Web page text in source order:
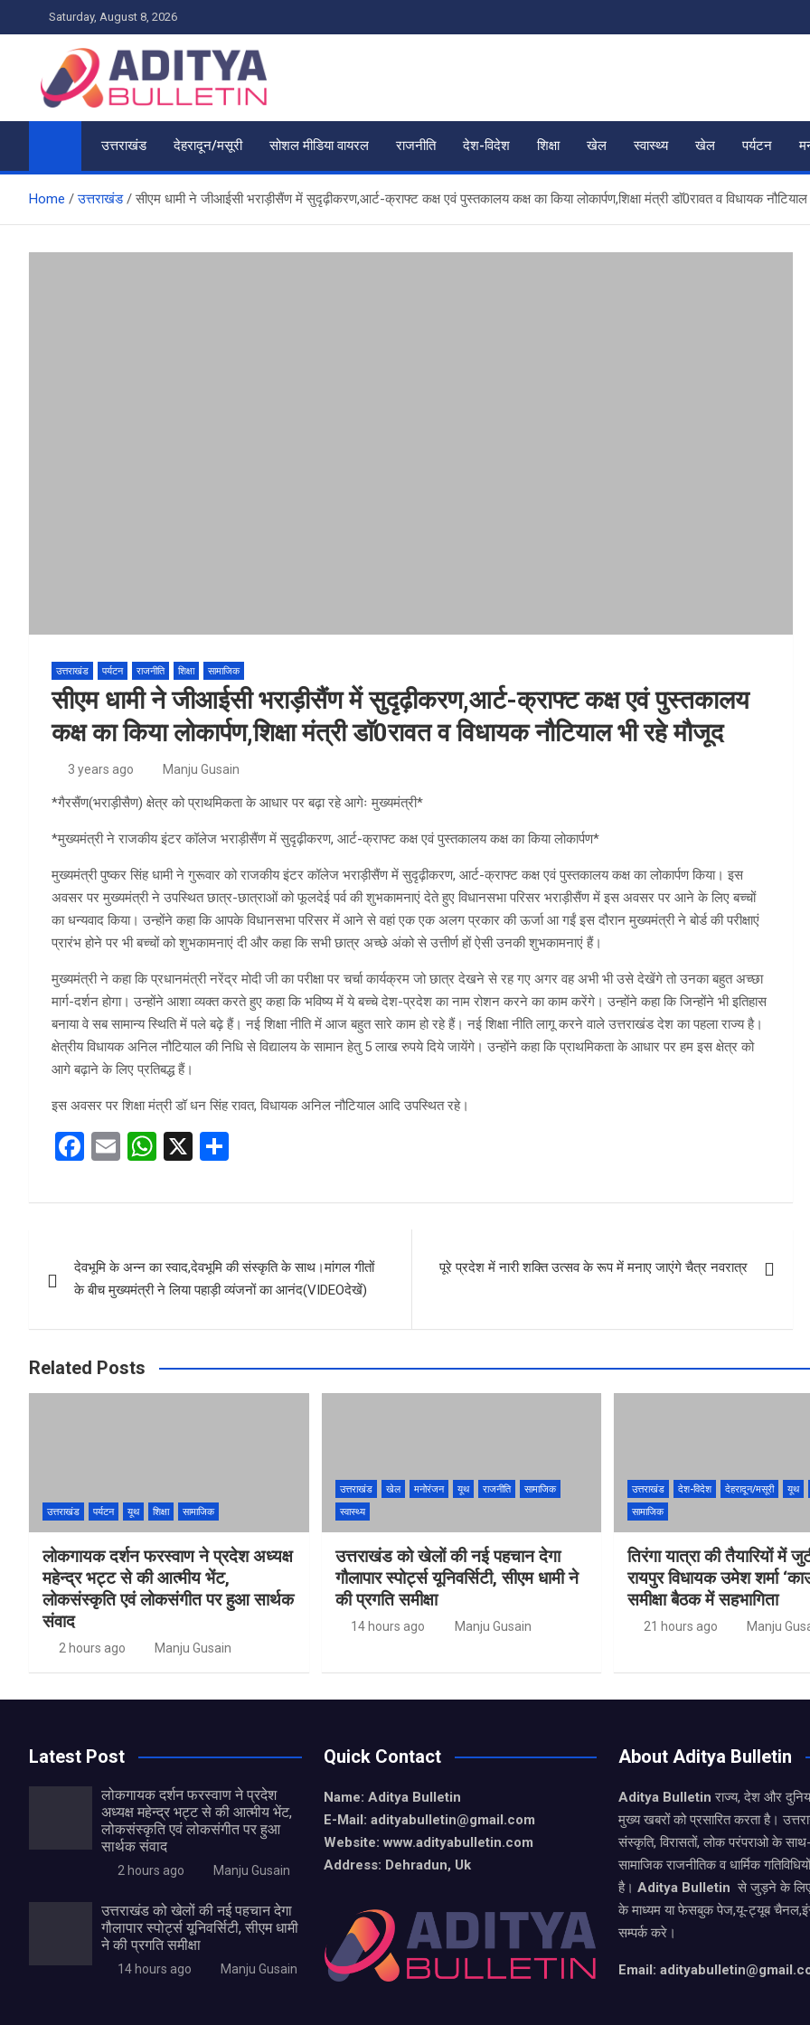
to
Saturday, August 8, 2026
उत्तराखंड देहरादून/मसूरी सोशल मीडिया वायरल राजनीति देश-विदेश शिक्षा खेल स्वास्थ्य खेल पर्यटन
Home उत्तराखंड सीएम धामी ने जीआईसी भराड़ीसैंण में सुदृढ़ीकरण,आर्ट-क्राफ्ट कक्ष एवं पुस्तकालय कक्ष का किया लोकार्पण,शिक्षा मंत्री डाॅ0रावत व विधायक
उत्तराखंड पर्यटन राजनीति शिक्षा सामाजिक
सीएम धामी ने जीआईसी भराड़ीसैंण में सुदृढ़ीकरण,आर्ट-क्राफ्ट कक्ष एवं पुस्तकालय
कक्ष का किया लोकार्पण,शिक्षा मंत्री डाॅ0रावत व विधायक नौटियाल भी रहे मौजूद
3 years ago Manju Gusain
*गैरसैंण(भराड़ीसैण) क्षेत्र को प्राथमिकता के आधार पर बढ़ा रहे आगेः मुख्यमंत्री*
*मुख्यमंत्री ने राजकीय इंटर कॉलेज भराड़ीसैंण में सुदृढ़ीकरण, आर्ट-क्राफ्ट कक्ष एवं पुस्तकालय कक्ष का किया लोकार्पण*
मुख्यमंत्री पुष्कर सिंह धामी ने गुरूवार को राजकीय इंटर कॉलेज भराड़ीसैंण में सुदृढ़ीकरण, आर्ट-क्राफ्ट कक्ष एवं पुस्तकालय कक्ष का लोकार्पण किया। इस
अवसर पर मुख्यमंत्री ने उपस्थित छात्र-छात्राओं को फूलदेई पर्व की शुभकामनाएं देते हुए विधानसभा परिसर भराड़ीसैंण में इस अवसर पर आने के लिए बच्चों
का धन्यवाद किया। उन्होंने कहा कि आपके विधानसभा परिसर में आने से वहां एक एक अलग प्रकार की ऊर्जा आ गईं इस दौरान मुख्यमंत्री ने बोर्ड की परीक्षाएं
प्रारंभ होने पर भी बच्चों को शुभकामनाएं दी और कहा कि सभी छात्र अच्छे अंको से उत्तीर्ण हों ऐसी उनकी शुभकामनाएं हैं।
मुख्यमंत्री ने कहा कि प्रधानमंत्री नरेंद्र मोदी जी का परीक्षा पर चर्चा कार्यक्रम जो छात्र देखने से रह गए अगर वह अभी भी उसे देखेंगे तो उनका बहुत अच्छा
मार्ग-दर्शन होगा। उन्होंने आशा व्यक्त करते हुए कहा कि भविष्य में ये बच्चे देश-प्रदेश का नाम रोशन करने का काम करेंगे। उन्होंने कहा कि जिन्होंने भी इतिहास
बनाया वे सब सामान्य स्थिति में पले बढ़े हैं। नई शिक्षा नीति में आज बहुत सारे काम हो रहे हैं। नई शिक्षा नीति लागू करने वाले उत्तराखंड देश का पहला राज्य है।
क्षेत्रीय विधायक अनिल नौटियाल की निधि से विद्यालय के सामान हेतु 5 लाख रुपये दिये जायेंगे। उन्होंने कहा कि प्राथमिकता के आधार पर हम इस क्षेत्र को
आगे बढ़ाने के लिए प्रतिबद्ध हैं।
इस अवसर पर शिक्षा मंत्री डॉ धन सिंह रावत, विधायक अनिल नौटियाल आदि उपस्थित रहे।
F
ce
o
o
k
E
ail
W
at
A
p
p
X
ar
navigation
देवभूमि के अन्न का स्वाद,देवभूमि की संस्कृति के साथ।मांगल गीतों
के बीच मुख्यमंत्री ने लिया पहाड़ी व्यंजनों का आनंद(VIDEOदेखें)
पूरे प्रदेश में नारी शक्ति उत्सव के रूप में मनाए जाएंगे चैत्र नवरात्र
Related Posts
उत्तराखंड पर्यटन यूथ शिक्षा सामाजिक
लोकगायक दर्शन फरस्वाण ने प्रदेश अध्यक्ष
महेन्द्र भट्ट से की आत्मीय भेंट,
लोकसंस्कृति एवं लोकसंगीत पर हुआ सार्थक
संवाद
2 hours ago Manju Gusain
उत्तराखंड खेल मनोरंजन यूथ राजनीति
सामाजिक
स्वास्थ्य
उत्तराखंड को खेलों की नई पहचान देगा
गौलापार स्पोर्ट्स यूनिवर्सिटी, सीएम धामी ने
की प्रगति समीक्षा
14 hours ago Manju Gusain
उत्तराखंड देश-विदेश देहरादून/मसूरी यूथ
सामाजिक
तिरंगा यात्रा की तैयारियों में
रायपुर विधायक उमेश शर्मा
समीक्षा बैठक में सहभागिता
21 hours ago Manju
Latest Post
लोकगायक दर्शन फरस्वाण ने प्रदेश
अध्यक्ष महेन्द्र भट्ट से की आत्मीय भेंट,
लोकसंस्कृति एवं लोकसंगीत पर हुआ
सार्थक संवाद
2 hours ago Manju Gusain
उत्तराखंड को खेलों की नई पहचान देगा
गौलापार स्पोर्ट्स यूनिवर्सिटी, सीएम धामी
ने की प्रगति समीक्षा
14 hours ago Manju Gusain
Quick Contact
Name: Aditya Bulletin
E-Mail: adityabulletin@gmail.com
Website: www.adityabulletin.com
Address: Dehradun, Uk
About Aditya Bulletin
Aditya Bulletinराज्य, देश और
मुख्य खबरों को प्रसारित करता है।
संस्कृति, विरासतों, लोक परंपराओ के
सामाजिक राजनीतिक व धार्मिक
है। Aditya Bulletin से जुड़ने के लिए
के माध्यम या फेसबुक पेज,यू-ट्यूब
सम्पर्क करे।
Email: